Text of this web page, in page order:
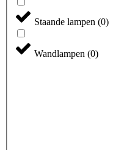
Staande lampen (0)
Wandlampen (0)